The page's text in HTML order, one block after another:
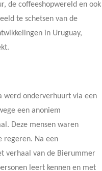
de coffeeshopwereld en ook
te schetsen van de
in Uruguay,
niet ontbreekt.
werd onderverhuurt via een
een anoniem
Deze mensen waren
regeren. Na een
verhaal van de Bierummer
leert kennen en met